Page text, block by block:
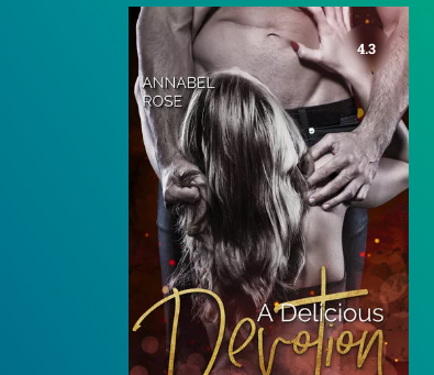
4.3